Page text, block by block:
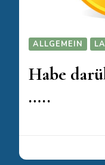
ALLGEMEIN
Habe
…..